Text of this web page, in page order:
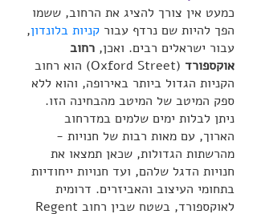
כמעט אין צורך להציג את הרחוב, ששמו
הפך להיות שם נרדף עבור קניות בלונדון,
עבור ישראלים רבים. ואכן, רחוב
אוקספורד
(Oxford Street) הוא רחוב
הקניות הגדול ביותר באירופה, והוא ללא
ספק המיטב של המיטב מהבחינה הזו.
ניתן לבלות ימים שלמים במדרחוב
הארוך, עם מאות רבות של חנויות -
מהרשתות הגדולות, שכאן תמצאו את
חנויות הדגל שלהם, ועד חנויות ייחודיות
בתחומי העיצוב והאביזרים. דרומית